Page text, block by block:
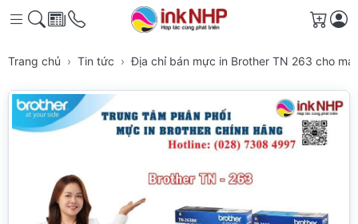
Giỏ
Trang chủ Tin tức Địa chỉ bán mực in Brother TN 263 cho